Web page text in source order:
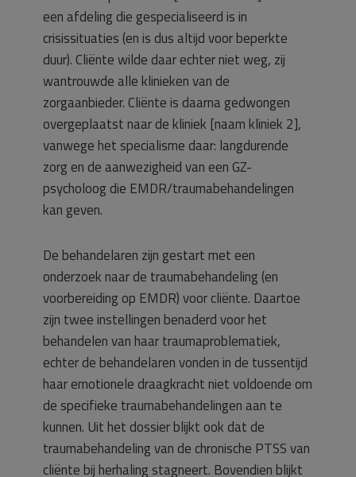
een afdeling die gespecialiseerd is in
crisissituaties (en is dus altijd voor beperkte
duur). Cliënte wilde daar echter niet weg, zij
wantrouwde alle klinieken van de
zorgaanbieder. Cliënte is daarna gedwongen
overgeplaatst naar de kliniek [naam kliniek 2],
vanwege het specialisme daar: langdurende
zorg en de aanwezigheid van een GZ-
psycholoog die EMDR/traumabehandelingen
kan geven.
De behandelaren zijn gestart met een
onderzoek naar de traumabehandeling (en
voorbereiding op EMDR) voor cliënte. Daartoe
zijn twee instellingen benaderd voor het
behandelen van haar traumaproblematiek,
echter de behandelaren vonden in de tussentijd
haar emotionele draagkracht niet voldoende om
de specifieke traumabehandelingen aan te
kunnen. Uit het dossier blijkt ook dat de
traumabehandeling van de chronische PTSS van
cliënte bij herhaling stagneert. Bovendien blijkt